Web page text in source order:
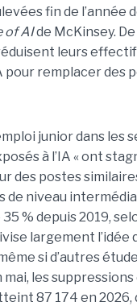
fin de l’année
of AIde McKinsey.
leurs
pour remplacer des
junior dans les
à l’IA « ont
des postes
de niveau
% depuis 2019,
largement l’idée
si d’autres
les suppressions
87 174 en 2026,